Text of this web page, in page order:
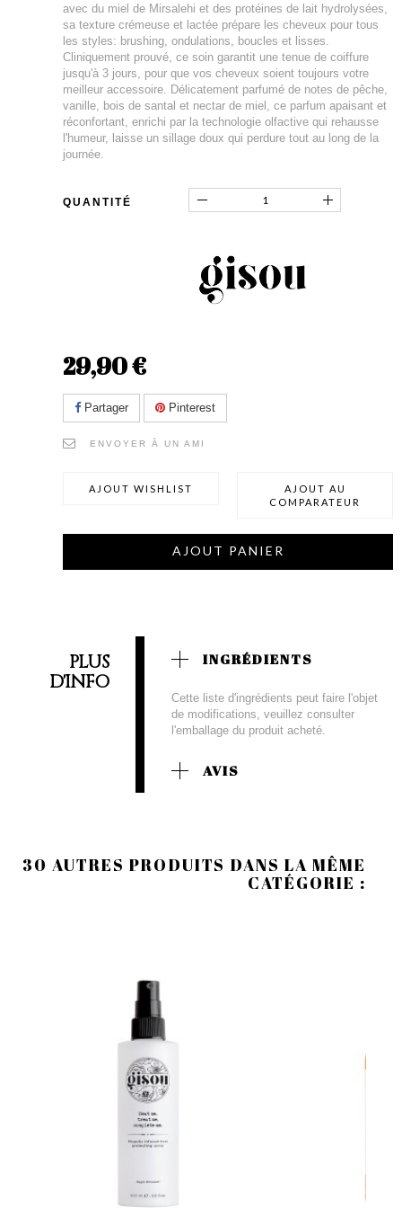
avec du miel de Mirsalehi et des protéines de lait hydrolysées,
sa texture crémeuse et lactée prépare les cheveux pour tous
les styles: brushing, ondulations, boucles et lisses.
Cliniquement prouvé, ce soin garantit une tenue de coiffure
jusqu'à 3 jours, pour que vos cheveux soient toujours votre
meilleur accessoire. Délicatement parfumé de notes de pêche,
vanille, bois de santal et nectar de miel, ce parfum apaisant et
réconfortant, enrichi par la technologie olfactive qui rehausse
l'humeur, laisse un sillage doux qui perdure tout au long de la
journée.
QUANTITÉ
29,90 €
Partager Pinterest
ENVOYER À UN AMI
AJOUT WISHLIST
AJOUT AU
COMPARATEUR
AJOUT PANIER
PLUS
D'INFO
INGRÉDIENTS
Cette liste d'ingrédients peut faire l'objet
de modifications, veuillez consulter
l'emballage du produit acheté.
AVIS
30 AUTRES PRODUITS DANS LA MÊME
CATÉGORIE :